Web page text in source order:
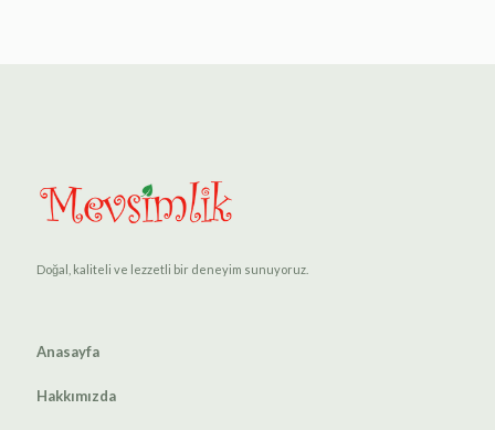
Doğal, kaliteli ve lezzetli bir deneyim sunuyoruz.
Anasayfa
Hakkımızda